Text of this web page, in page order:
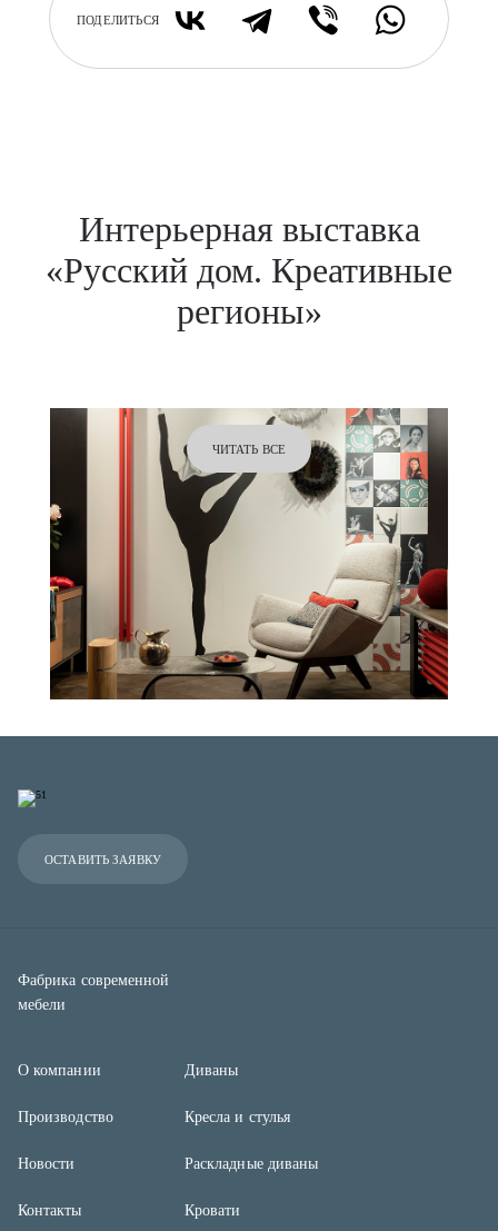
ПОДЕЛИТЬСЯ
Интерьерная выставка
«Русский дом. Креативные
регионы»
ЧИТАТЬ ВСЕ
ОСТАВИТЬ ЗАЯВКУ
Фабрика современной
мебели
О компании
Производство
Новости
Контакты
Диваны
Кресла и стулья
Раскладные диваны
Кровати